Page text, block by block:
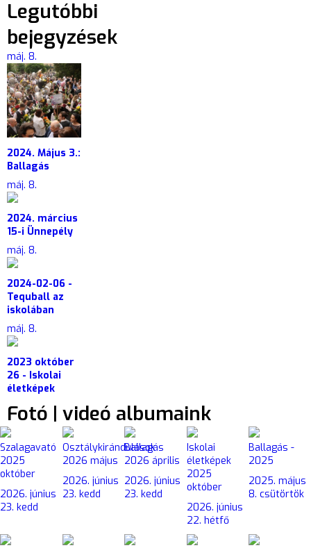
Legutóbbi
bejegyzések
máj. 8.
2024. Május 3.:
Ballagás
máj. 8.
2024. március
15-i Ünnepély
máj. 8.
2024-02-06 -
Tequball az
iskolában
máj. 8.
2023 október
26 - Iskolai
életképek
Fotó | videó albumaink
Szalagavató
2025
október
2026. június
23. kedd
Osztálykirándulások
2026 május
2026. június
23. kedd
Ballagás
2026 április
2026. június
23. kedd
Iskolai
életképek
2025
október
2026. június
22. hétfő
Ballagás -
2025
2025. május
8. csütörtök